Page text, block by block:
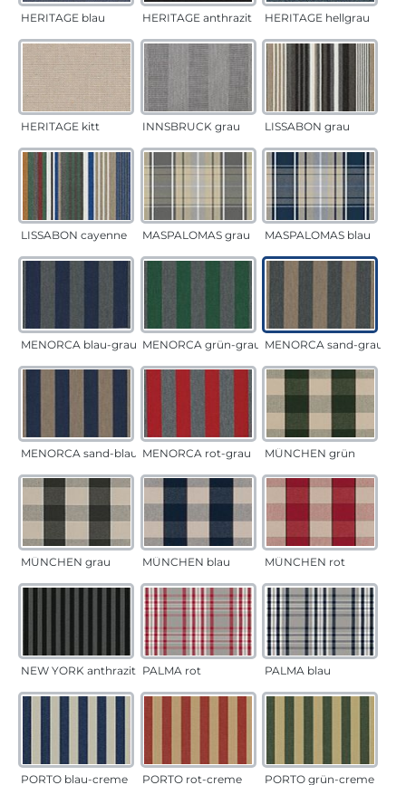
HERITAGE blau HERITAGE anthrazit HERITAGE hellgrau
HERITAGE kitt INNSBRUCK grau LISSABON grau
LISSABON cayenne MASPALOMAS grau MASPALOMAS blau
MENORCA blau-grau MENORCA grün-grau MENORCA sand-grau
MENORCA sand-blau MENORCA rot-grau MÜNCHEN grün
MÜNCHEN grau MÜNCHEN blau MÜNCHEN rot
NEW YORK anthrazit PALMA rot PALMA blau
PORTO blau-creme PORTO rot-creme PORTO grün-creme